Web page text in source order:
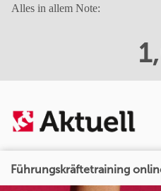
Alles in allem Note:
Führungskräftetraining